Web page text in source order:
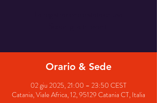
Orario & Sede
02 giu 2025, 21:00 – 23:50 CEST
Catania, Viale Africa, 12, 95129 Catania CT, Italia